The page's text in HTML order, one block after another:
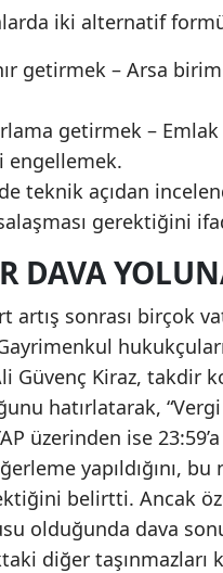
iki alternatif
getirmek – Arsa
getirmek –
engellemek.
teknik açıdan
gerektiğini
DAVA
artış sonrası birçok
Gayrimenkul
Güvenç Kiraz, takdir
hatırlatarak,
üzerinden ise
yapıldığını,
belirtti. Ancak
olduğunda dava
diğer taşınmazları